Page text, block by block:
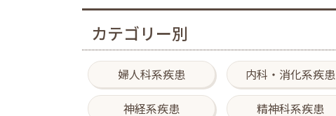
カテゴリー別
婦人科系疾患 内科・消化系疾患
神経系疾患 精神科系疾患